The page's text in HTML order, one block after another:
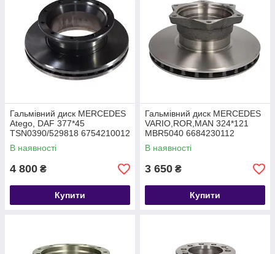
Гальмівний диск MERCEDES
Atego, DAF 377*45
TSN0390/529818 6754210012
1962317
В наявності
4 800 ₴
Купити
Гальмівний диск MERCEDES
VARIO,ROR,MAN 324*121
MBR5040 6684230112
81508030039 6684230512
В наявності
3 650 ₴
Купити